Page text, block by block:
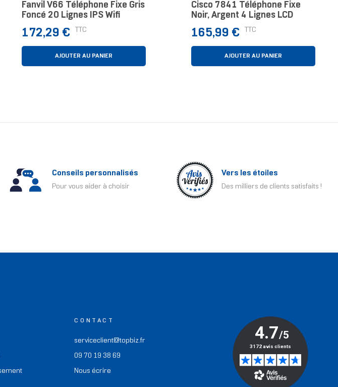
Fanvil V66 Téléphone Fixe Gris
Foncé 20 Lignes IPS Wifi
Prix
172,29 € TTC
AJOUTER AU PANIER
Cisco 7841 Téléphone Fixe
Noir, Argent 4 Lignes LCD
Prix
165,99 € TTC
AJOUTER AU PANIER
Conseils personnalisés
Pour vous aider à choisir
Vers les étoiles
Des milliers de clients satisfaits !
CONTACT
serviceclient@topbiz.fr
09 70 19 38 69
Nous écrire